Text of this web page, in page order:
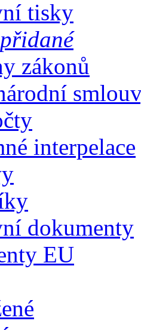
tisky
zákonů
interpelace
dokumenty
EU